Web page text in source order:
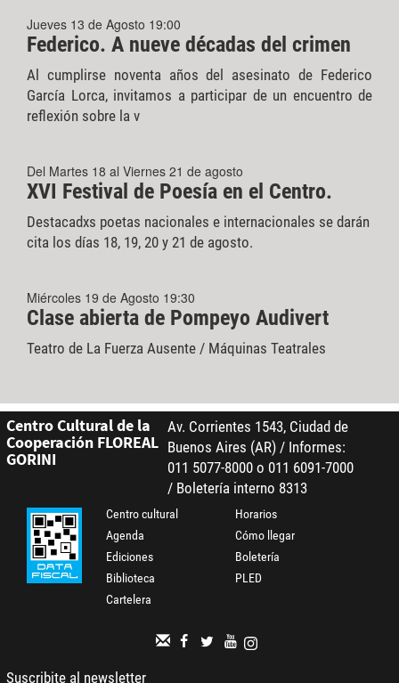
Jueves 13 de Agosto 19:00
Federico. A nueve décadas del crimen
Al cumplirse noventa años del asesinato de Federico
García Lorca, invitamos a participar de un encuentro de
reflexión sobre la v
Del Martes 18 al Viernes 21 de agosto
XVI Festival de Poesía en el Centro.
Destacadxs poetas nacionales e internacionales se darán
cita los días 18, 19, 20 y 21 de agosto.
Miércoles 19 de Agosto 19:30
Clase abierta de Pompeyo Audivert
Teatro de La Fuerza Ausente / Máquinas Teatrales
Centro Cultural de la
Cooperación FLOREAL
GORINI
Av. Corrientes 1543, Ciudad de
Buenos Aires (AR) / Informes:
011 5077-8000 o 011 6091-7000
/ Boletería interno 8313
Centro cultural
Agenda
Ediciones
Biblioteca
Cartelera
Horarios
Cómo llegar
Boletería
PLED
Suscribite al newsletter